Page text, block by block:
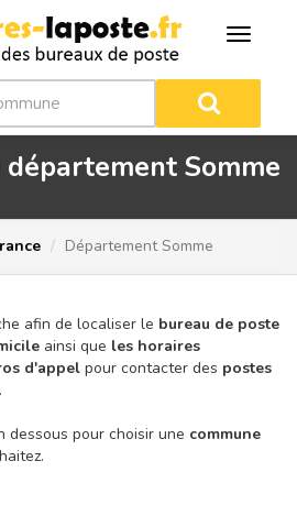
Somme
Département Somme
afin de localiser le bureau de poste
ainsi que les horaires
d'appel pour contacter des postes
.
dessous pour choisir une commune